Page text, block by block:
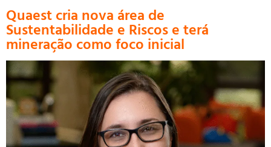
Quaest cria nova área de
Sustentabilidade e Riscos e terá
mineração como foco inicial